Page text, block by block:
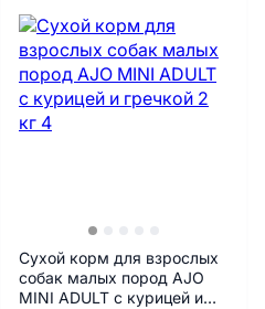
Сухой корм для взрослых
собак малых пород AJO
MINI ADULT с курицей и